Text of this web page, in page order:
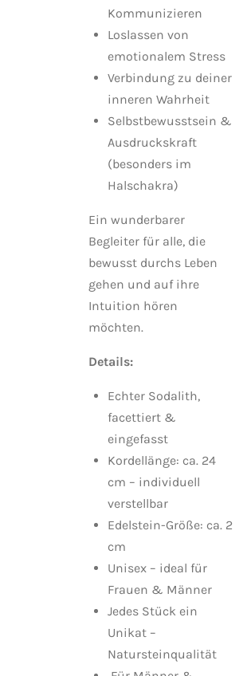
Kommunizieren
Loslassen von
emotionalem Stress
Verbindung zu deiner
inneren Wahrheit
Selbstbewusstsein &
Ausdruckskraft
(besonders im
Halschakra)
Ein wunderbarer
Begleiter für alle, die
bewusst durchs Leben
gehen und auf ihre
Intuition hören
möchten.
Details:
Echter Sodalith,
facettiert &
eingefasst
Kordellänge: ca. 24
cm – individuell
verstellbar
Edelstein-Größe: ca. 2
cm
Unisex – ideal für
Frauen & Männer
Jedes Stück ein
Unikat –
Natursteinqualität